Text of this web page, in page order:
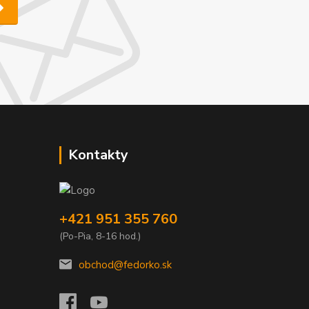
Kontakty
+421 951 355 760
(Po-Pia, 8-16 hod.)
obchod@fedorko.sk